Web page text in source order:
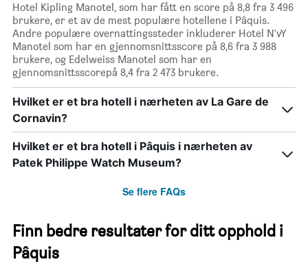
Hotel Kipling Manotel, som har fått en score på 8,8 fra 3 496
brukere, er et av de mest populære hotellene i Pâquis.
Andre populære overnattingssteder inkluderer Hotel N'vY
Manotel som har en gjennomsnittsscore på 8,6 fra 3 988
brukere, og Edelweiss Manotel som har en
gjennomsnittsscorepå 8,4 fra 2 473 brukere.
Hvilket er et bra hotell i nærheten av La Gare de
Cornavin?
Hvilket er et bra hotell i Pâquis i nærheten av
Patek Philippe Watch Museum?
Se flere FAQs
Finn bedre resultater for ditt opphold i
Pâquis